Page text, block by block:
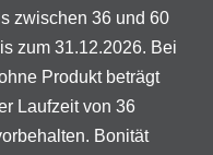
zwischen 36 und 60
zum 31.12.2026. Bei
Produkt beträgt
Laufzeit von 36
Bonität